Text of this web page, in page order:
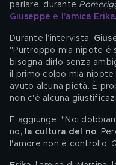
parlare, durante
Giuseppe e l’amica Erika.
Durante l’intervista,
"Purtroppo mia nipote è
bisogna dirlo senza
il primo colpo mia nipote
avuto alcuna pietà. È
non c'è alcuna
E aggiunge: "Noi
no,
la cultura del no.
l'amore non è controllo.